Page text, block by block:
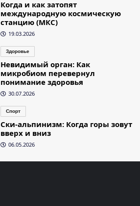
Когда и как затопят
международную космическую
станцию (МКС)
19.03.2026
Здоровье
Невидимый орган: Как
микробиом перевернул
понимание здоровья
30.07.2026
Спорт
Ски-альпинизм: Когда горы зовут
вверх и вниз
06.05.2026